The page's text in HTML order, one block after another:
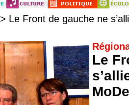
> Le Front de gauche ne
Le